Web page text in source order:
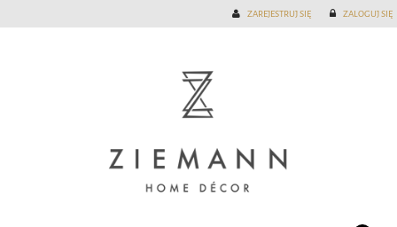
ZAREJESTRUJ SIĘ ZALOGUJ SIĘ